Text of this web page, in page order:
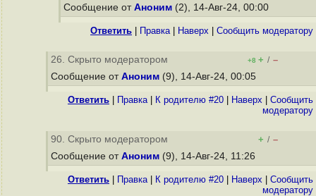
Сообщение от Аноним (2), 14-Авг-24, 00:00
Ответить Правка| Наверх Cообщить модератору
26. Скрыто модератором +8 + / –
Сообщение от Аноним (9), 14-Авг-24, 00:05
Ответить Правка| К родителю #20 Наверх
Cообщить
модератору
90. Скрыто модератором + / –
Сообщение от Аноним (9), 14-Авг-24, 11:26
Ответить Правка| К родителю #20 Наверх
Cообщить
модератору